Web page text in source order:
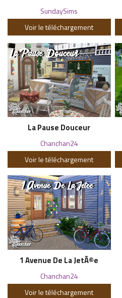
SundaySims
Voir le téléchargement
La Pause Douceur
Chanchan24
Voir le téléchargement
1 Avenue De La JetÃ©e
Chanchan24
Voir le téléchargement